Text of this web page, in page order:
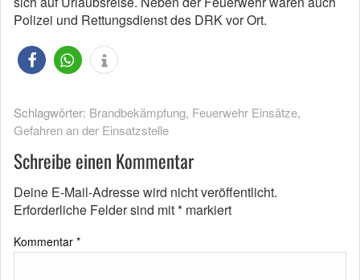
Polizei und Rettungsdienst des DRK vor Ort.
Schlagwörter: Brandbekämpfung, Feuerwehr Einsätze,
Gefahren an der Einsatzstelle
Schreibe einen Kommentar
Deine E-Mail-Adresse wird nicht veröffentlicht.
Erforderliche Felder sind mit* markiert
Kommentar *